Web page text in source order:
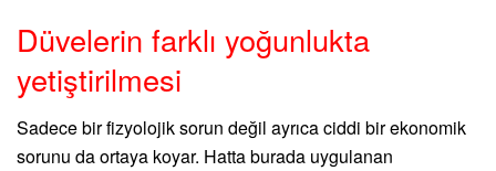
Düvelerin farklı yoğunlukta
yetiştirilmesi
Sadece bir fizyolojik sorun değil ayrıca ciddi bir ekonomik
sorunu da ortaya koyar. Hatta burada uygulanan